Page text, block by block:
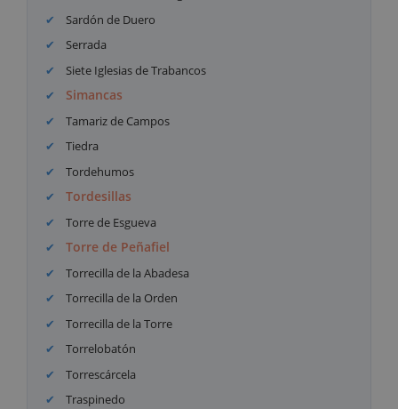
Sardón de Duero
Serrada
Siete Iglesias de Trabancos
Simancas
Tamariz de Campos
Tiedra
Tordehumos
Tordesillas
Torre de Esgueva
Torre de Peñafiel
Torrecilla de la Abadesa
Torrecilla de la Orden
Torrecilla de la Torre
Torrelobatón
Torrescárcela
Traspinedo